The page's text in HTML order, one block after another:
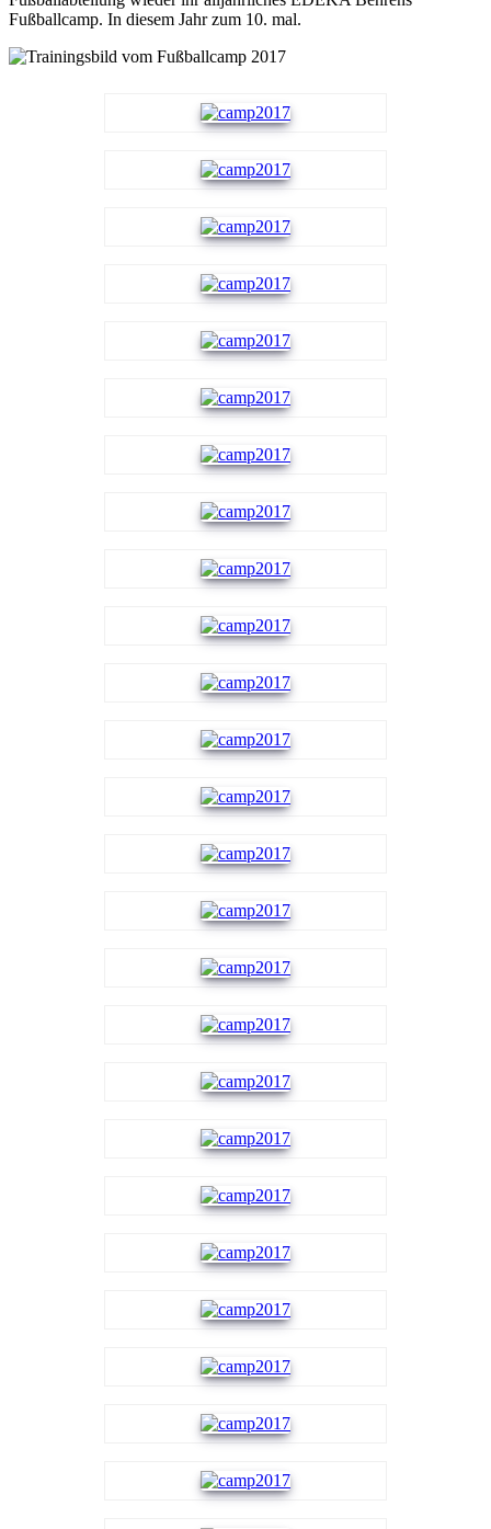
Fußballcamp. In diesem Jahr zum 10. mal.